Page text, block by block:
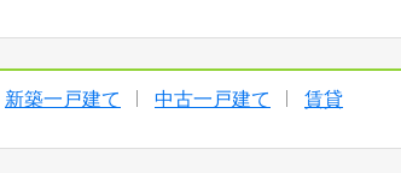
新築一戸建て 中古一戸建て 賃貸